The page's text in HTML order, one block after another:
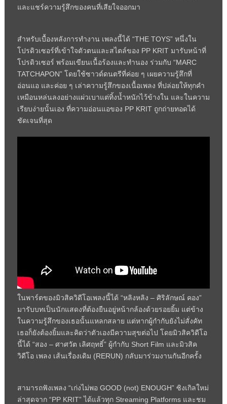
และแชร์ความรู้สึกของคนที่เสียใจออกมา
สำหรับเบื้องหลังการทำงาน เพลงนี้ได้ “THE TOYS” หนึ่งใน
โปรดิวเซอร์ที่เข้าใจตัวตนและสไตล์ของ PP KRIT มารับหน้าที่
โปรดิวเซอร์ พร้อมเขียนเนื้อร้องและทำนอง ร่วมกับ “MARC
TATCHAPON” โดยใช้ซาวด์ดนตรีที่ค่อย ๆ เผยความรู้สึกที่
อ่อนแอ และค่อย ๆ เล่าความรู้สึกของเนื้อเพลง ที่ปล่อยให้ทุกคำ
เหมือนหล่นลงอย่างแผ่วเบาแต่ทิ้งน้ำหนักไว้ข้างใน และในความ
เรียบง่ายนั้นเอง ที่ความอ่อนแอของ PP KRIT ถูกถ่ายทอดได้
ชัดเจนที่สุด
ในพาร์ตของมิวสิควิดีโอเพลงนี้ได้ “หลิงหลิง – ศิริลักษณ์ คอง”
มารับบทเป็นนักแสดงที่ต้องยืนอยู่หน้ากล้องด้วยรอยยิ้ม แต่ข้าง
ในความรู้สึกของเธอนั้นแหลกสลาย แต่หากผู้กำกับยังไม่สั่งคัท
เธอก็ยังต้องยิ้มและคิดว่าตัวเองมีความสุขต่อไป โดยมิวสิควิดีโอ
นี้ได้ “สอง – ศาศวัต เลิศฤทธิ์” ผู้กำกับ Short Film และมิวสิค
วิดีโอ เพลง เส้นเรื่องเดิม (RERUN) กลับมาร่วมงานกันอีกครั้ง
สามารถฟังเพลง “เก่งไม่พอ GOOD (not) ENOUGH” ซิงเกิลใหม่
ล่าสุดจาก “PP KRIT” ได้แล้วทุก Streaming Platforms และชม